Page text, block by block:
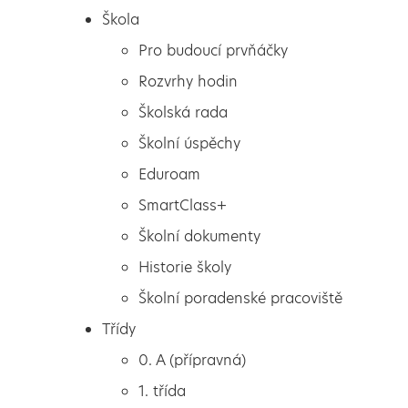
Pro budoucí prvňáčky
Rozvrhy hodin
Školská rada
Škola
Pro budoucí prvňáčky
Rozvrhy hodin
Školská rada
Školní úspěchy
Eduroam
SmartClass+
Školní dokumenty
Historie školy
Školní poradenské pracoviště
Třídy
0. A (přípravná)
1. třída
Hra na obchod ve školní
družině